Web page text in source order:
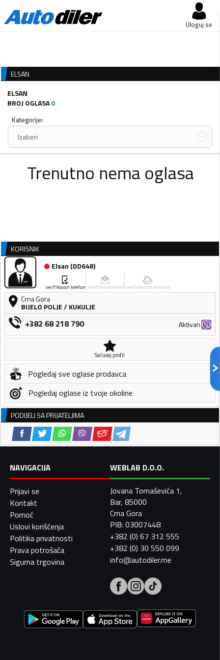
Uloguj se
ELSAN
ELSAN
BROJ OGLASA0
Kategorije:
Izaberi
Trenutno nema oglasa
KORISNIK
Elsan (DD648)
verifikovan telefon verifikovan email verifikovana lokacija
Crna Gora
BIJELO POLJE/ KUKULJE
+382 68 218 790 Aktivan
Sačuvaj profil
Pogledaj sve oglase prodavca
Pogledaj oglase iz tvoje okoline
PODIJELI SA PRIJATELJIMA
NAVIGACIJA
Prijavi se
Kontakt
Pomoć
Uslovi korišćenja
Politika privatnosti
Prava potrošača
Sigurna trgovina
WEBLAB D.O.O.
Jovana Tomaševića 1,
Bar, 85000
Crna Gora
PIB: 03007448
+382 (0) 67 312 555
+382 (0) 30 550 099
info@autodiler.me